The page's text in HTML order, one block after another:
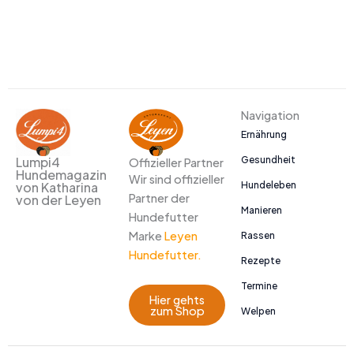
Lumpi4
Hundemagazin
von Katharina
von der Leyen
Offizieller Partner
Wir sind offizieller
Partner der
Hundefutter
Marke Leyen
Hundefutter.
Hier gehts
zum Shop
Navigation
Ernährung
Gesundheit
Hundeleben
Manieren
Rassen
Rezepte
Termine
Welpen